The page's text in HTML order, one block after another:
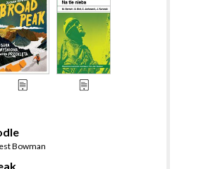
Bowman